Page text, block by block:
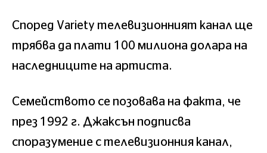
Според Variety телевизионният канал ще
трябва да плати 100 милиона долара на
наследниците на артиста.
Семейството се позовава на факта, че
през 1992 г. Джаксън подписва
споразумение с телевизионния канал,